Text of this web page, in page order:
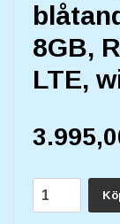
8GB,
LTE,